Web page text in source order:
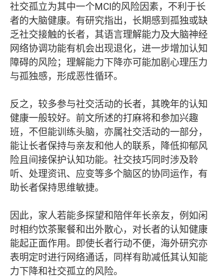
社交孤立为其中一个MCI的风险因素，不利于长
者的大脑健康。有研究指出，长期感到孤独或缺
乏社交接触的长者，其语言理解能力及大脑神经
网络协调功能有机会出现退化，进一步增加认知
障碍的风险；理解能力下降亦可能加剧心理压力
与孤独感，形成恶性循环。
反之，较多参与社交活动的长者，其晚年的认知
健康一般较好。前文所述的打麻将和参加兴趣
班，不但能训练头脑，亦属社交活动的一部分，
能让长者保持与亲友和他人的联系，降低抑郁风
险且间接保护认知功能。社交技巧同时涉及聆
听、处理资讯、应变等多个脑区的协同运作，有
助长者保持思维敏捷。
因此，家人若能多探望和陪伴年长亲友，例如闲
时相约饮茶聚餐和出外散心，对长者的认知健康
能起正面作用。即使长者行动不便，海外研究亦
表明定时进行网络通话，同样有助减低其认知能
力下降和社交孤立的风险。